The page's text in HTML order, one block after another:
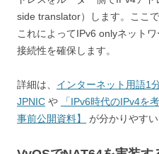
side translator）します。ここ
これによってIPv6 onlyネット
接続性を確保します。
詳細は、 インターネット用語1
JPNIC や
「IPv6時代のIPv4を
事前公開資料】
が分かりやすい